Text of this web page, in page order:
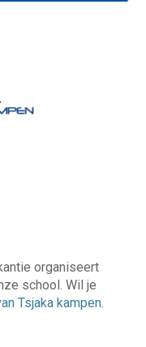
organiseert
school. Wil je
Tsjaka kampen.